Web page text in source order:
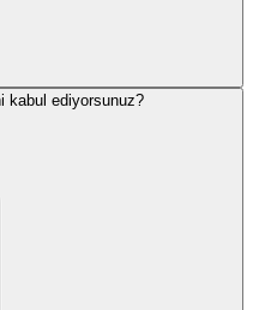
kabul ediyorsunuz?